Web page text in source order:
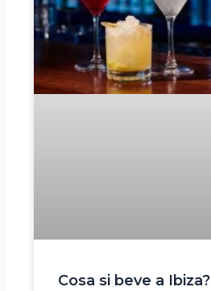
Cosa si beve a Ibiza?